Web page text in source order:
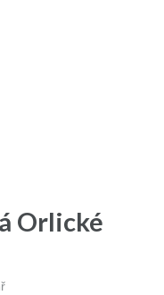
Orlické